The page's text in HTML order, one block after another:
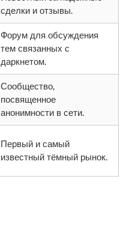
сделки и отзывы.
Форум для обсуждения
тем связанных с
даркнетом.
Сообщество,
посвященное
анонимности в сети.
Первый и самый
известный тёмный рынок.